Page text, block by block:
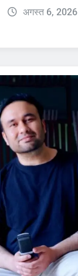
अगस्त 6, 2026